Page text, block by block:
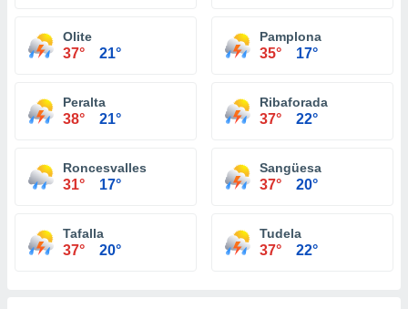
Olite
37° 21°
Pamplona
35° 17°
Peralta
38° 21°
Ribaforada
37° 22°
Roncesvalles
31° 17°
Sangüesa
37° 20°
Tafalla
37° 20°
Tudela
37° 22°